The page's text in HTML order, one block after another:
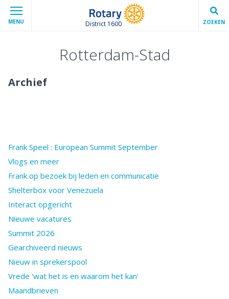
MENU District 1600 ZOEKEN
Rotterdam-Stad
Archief
Frank Speel : European Summit September
Vlogs en meer
Frank op bezoek bij leden en communicatie
Shelterbox voor Venezuela
Interact opgericht
Nieuwe vacatures
Summit 2026
Gearchiveerd nieuws
Nieuw in sprekerspool
Vrede 'wat het is en waarom het kan'
Maandbrieven